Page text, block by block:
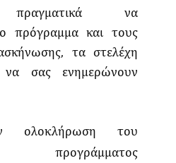
πραγματικά να
πρόγραμμα και τους
τα στελέχη
να σας ενημερώνουν
του
προγράμματος